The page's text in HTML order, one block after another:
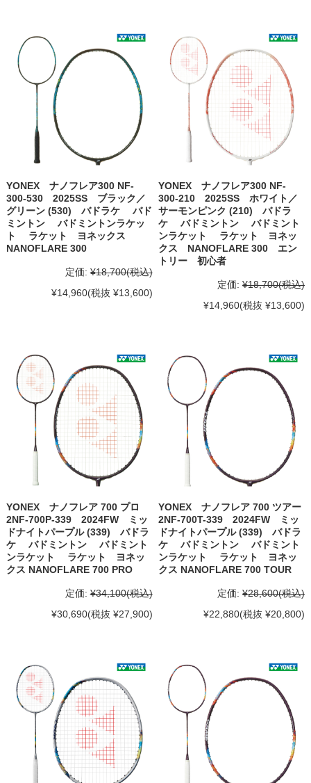
YONEX ナノフレア300 NF-
300-530 2025SS ブラック／
グリーン (530) バドラケ バド
ミントン バドミントンラケッ
ト ラケット ヨネックス
NANOFLARE 300
定価: ¥18,700(税込)
¥14,960(税抜 ¥13,600)
YONEX ナノフレア300 NF-
300-210 2025SS ホワイト／
サーモンピンク (210) バドラ
ケ バドミントン バドミント
ンラケット ラケット ヨネッ
クス NANOFLARE 300 エン
トリー 初心者
定価: ¥18,700(税込)
¥14,960(税抜 ¥13,600)
YONEX ナノフレア 700 プロ
2NF-700P-339 2024FW ミッ
ドナイトパープル (339) バドラ
ケ バドミントン バドミント
ンラケット ラケット ヨネッ
クス NANOFLARE 700 PRO
定価: ¥34,100(税込)
¥30,690(税抜 ¥27,900)
YONEX ナノフレア 700 ツアー
2NF-700T-339 2024FW ミッ
ドナイトパープル (339) バドラ
ケ バドミントン バドミント
ンラケット ラケット ヨネッ
クス NANOFLARE 700 TOUR
定価: ¥28,600(税込)
¥22,880(税抜 ¥20,800)